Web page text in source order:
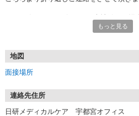
もっと見る
地図
面接場所
連絡先住所
日研メディカルケア 宇都宮オフィス